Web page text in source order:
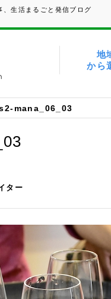
生活まるごと発信ブログ
地
から
mana_06_03
ター